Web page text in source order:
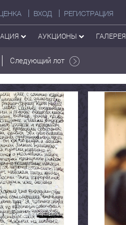
ВХОД РЕГИСТРАЦИЯ
АУКЦИОНЫ ГАЛЕРЕЯ
Следующий лот